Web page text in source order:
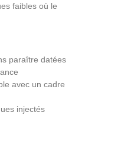
faibles où le
paraître datées
avec un cadre
injectés